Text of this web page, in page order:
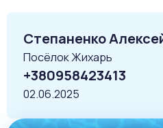
Степаненко
Посёлок Жихарь
+380958423413
02.06.2025